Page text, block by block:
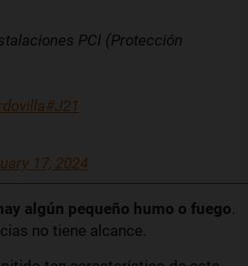
PCI (Protección
#J21
17, 2024
algún pequeño humo o fuego.
no tiene alcance.